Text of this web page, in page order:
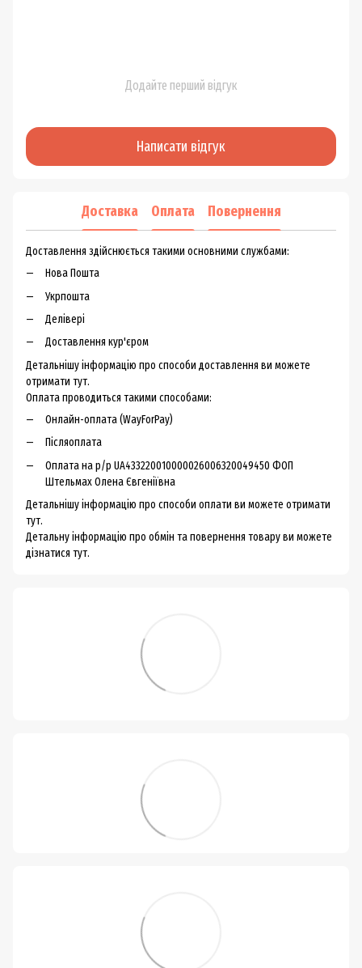
Додайте перший відгук
Написати відгук
Доставка Оплата Повернення
Доставлення здійснюється такими основними службами:
Нова Пошта
Укрпошта
Делівері
Доставлення кур'єром
Детальнішу інформацію про способи доставлення ви можете
отримати тут.
Оплата проводиться такими способами:
Онлайн-оплата (WayForPay)
Післяоплата
Оплата на р/р UA433220010000026006320049450 ФОП
Штельмах Олена Євгеніївна
Детальнішу інформацію про способи оплати ви можете отримати
тут.
Детальну інформацію про обмін та повернення товару ви можете
дізнатися тут.